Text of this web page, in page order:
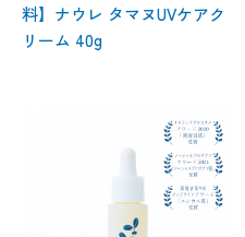
料】ナウレ タマヌUVケアク
リーム 40g